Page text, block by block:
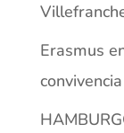
Erasmus